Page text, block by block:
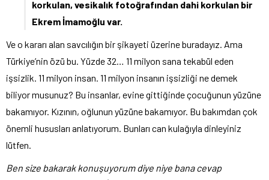
korkulan, vesikalık fotoğrafından dahi korkulan bir
Ekrem İmamoğlu var.
Ve o kararı alan savcılığın bir şikayeti üzerine buradayız. Ama
Türkiye’nin özü bu. Yüzde 32… 11 milyon sana tekabül eden
işsizlik. 11 milyon insan. 11 milyon insanın işsizliği ne demek
biliyor musunuz? Bu insanlar, evine gittiğinde çocuğunun yüzüne
bakamıyor. Kızının, oğlunun yüzüne bakamıyor. Bu bakımdan çok
önemli hususları anlatıyorum. Bunları can kulağıyla dinleyiniz
lütfen.
Ben size bakarak konuşuyorum diye niye bana cevap